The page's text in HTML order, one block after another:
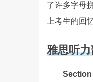
了许多字母
上考生的回
雅思听
Section